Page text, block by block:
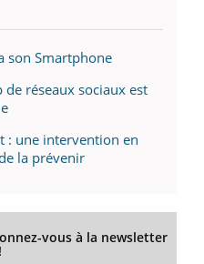
son Smartphone
réseaux sociaux est
: une intervention en
la prévenir
vous à la newsletter
!